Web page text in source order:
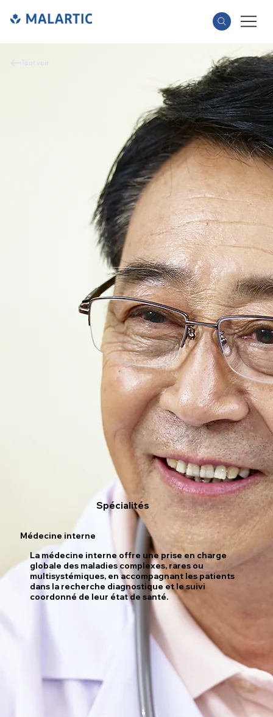
Spécialités
Médecine interne
La médecine interne offre une prise en charge
globale des maladies complexes, rares ou
multisystémiques, en accompagnant les patients
dans la recherche diagnostique et le suivi
coordonné de leur état de santé.
Tout voir